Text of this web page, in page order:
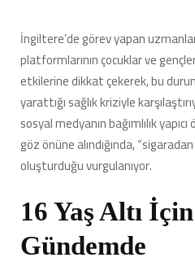
İngiltere’de görev yapan
platformlarının çocuklar ve
etkilerine dikkat çekerek, bu
yarattığı sağlık kriziyle
sosyal medyanın bağımlılık
göz önüne alındığında,
oluşturduğu vurgulanıyor.
16 Yaş Altı
Gündemde